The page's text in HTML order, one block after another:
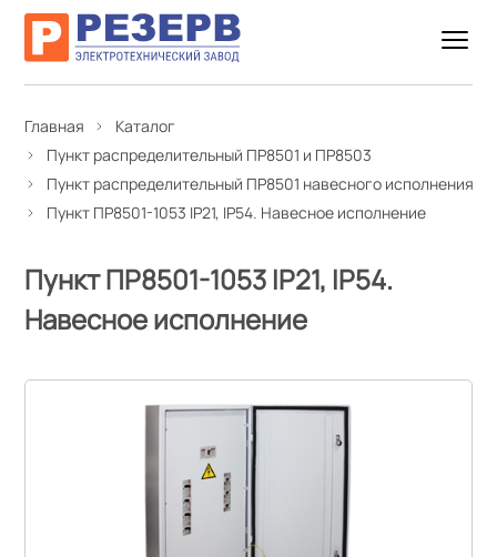
Главная
Каталог
Пункт распределительный ПР8501 и ПР8503
Пункт распределительный ПР8501 навесного исполнения
Пункт ПР8501-1053 IP21, IP54. Навесное исполнение
Пункт ПР8501-1053 IP21, IP54.
Навесное исполнение